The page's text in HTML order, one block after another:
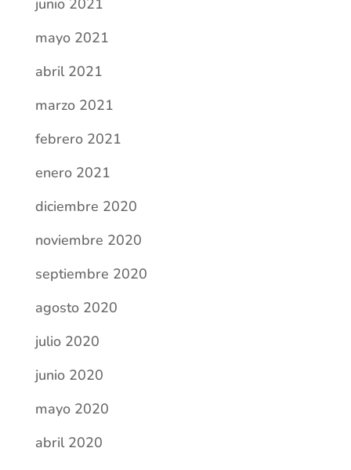
enero 2021
diciembre 2020
noviembre 2020
septiembre 2020
agosto 2020
julio 2020
junio 2020
mayo 2020
abril 2020
marzo 2020
noviembre 2019
octubre 2019
septiembre 2019